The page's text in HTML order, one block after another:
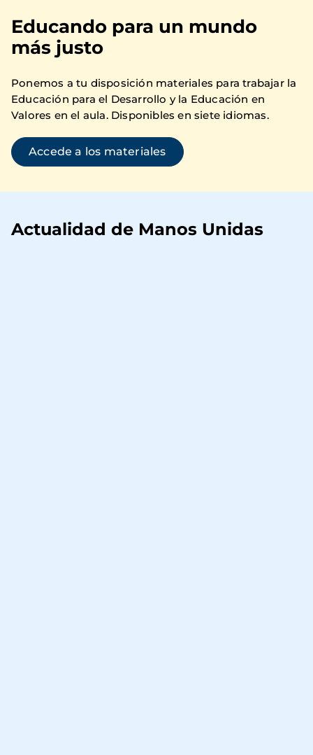
Educando para un mundo
más justo
Ponemos a tu disposición materiales para trabajar la
Educación para el Desarrollo y la Educación en
Valores en el aula. Disponibles en siete idiomas.
Accede a los materiales
Actualidad de Manos Unidas